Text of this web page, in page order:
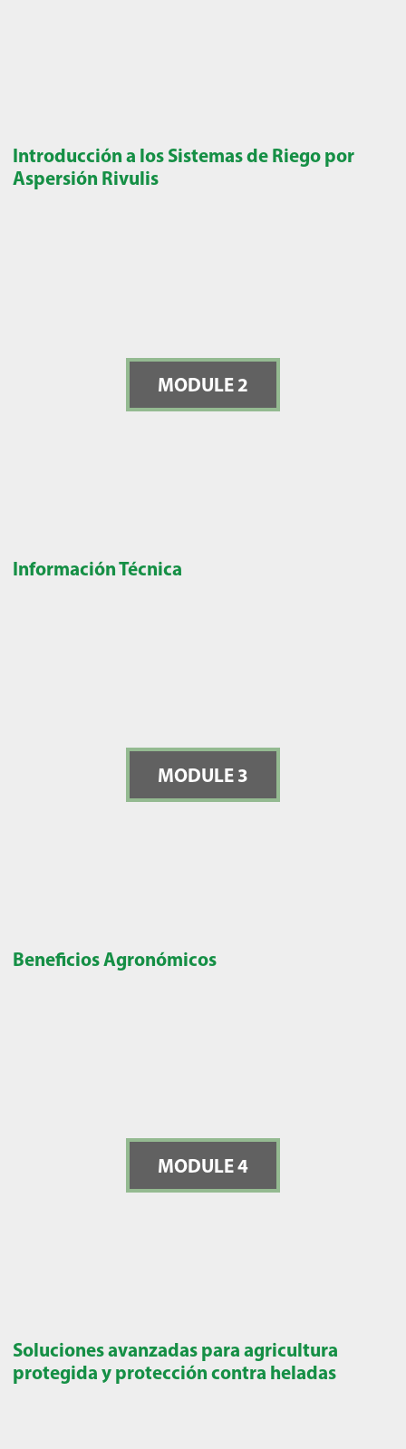
Introducción a los Sistemas de Riego por
Aspersión Rivulis
MODULE 2
Información Técnica
MODULE 3
Beneficios Agronómicos
MODULE 4
Soluciones avanzadas para agricultura
protegida y protección contra heladas